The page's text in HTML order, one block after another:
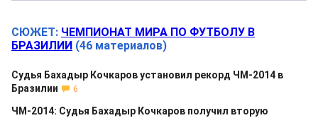
СЮЖЕТ: ЧЕМПИОНАТ МИРА ПО ФУТБОЛУ В
БРАЗИЛИИ (46 материалов)
Судья Бахадыр Кочкаров установил рекорд ЧМ-2014 в
Бразилии
6
ЧМ-2014: Судья Бахадыр Кочкаров получил вторую